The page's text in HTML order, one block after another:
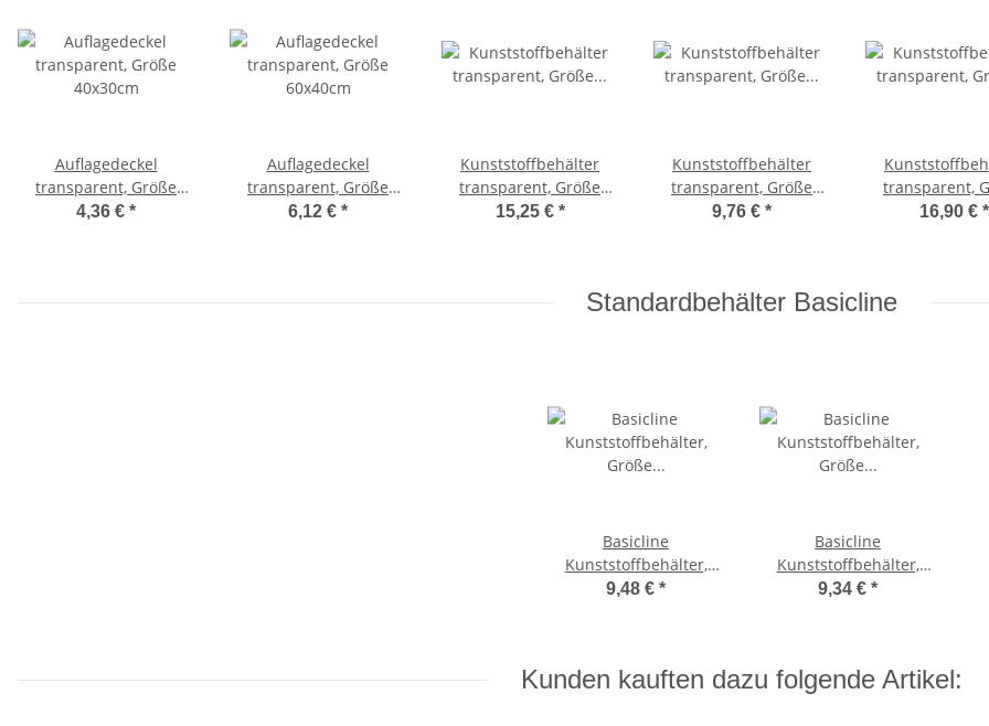
Auflagedeckel
transparent, Größe
40x30cm
4,36 € *
Auflagedeckel
transparent, Größe
60x40cm
6,12 € *
Kunststoffbehälter
transparent, Größe
60x40x22cm
15,25 € *
Kunststoffbehälter
transparent, Größe
40x30x22cm
9,76 € *
transparent,
16,90 € *
Standardbehälter Basicline
Basicline
Kunststoffbehälter,
Größe 40x30x12cm
9,48 € *
Basicline
Kunststoffbehälter,
Größe 40x30x7cm
9,34 € *
Kunden kauften dazu folgende Artikel: